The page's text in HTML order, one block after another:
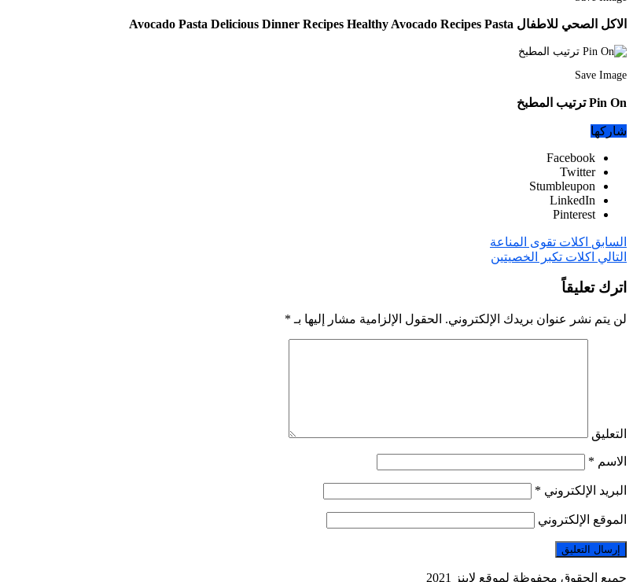
الاكل الصحي للاطفال Avocado Pasta Delicious Dinner Recipes Healthy Avocado Recipes Pasta
Save Image
Pin On ترتيب المطبخ
شاركها
Facebook
Twitter
Stumbleupon
LinkedIn
Pinterest
السابق اكلات تقوى المناعة
التالي اكلات تكبر الخصيتين
اترك تعليقاً
لن يتم نشر عنوان بريدك الإلكتروني. الحقول الإلزامية مشار إليها بـ *
التعليق
الاسم *
البريد الإلكتروني *
الموقع الإلكتروني
جميع الحقوق محفوظة لموقع لاينز 2021